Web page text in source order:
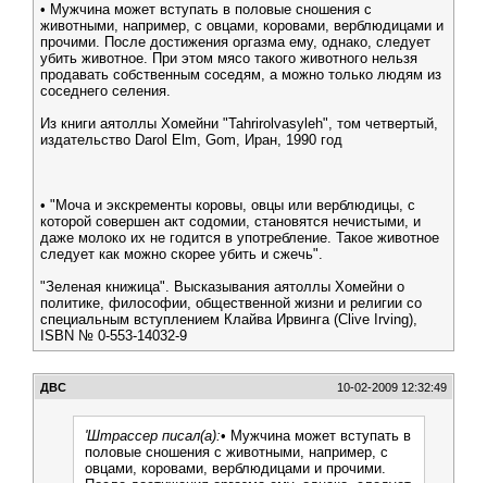
• Мужчина может вступать в половые сношения с
животными, например, с овцами, коровами, верблюдицами и
прочими. После достижения оргазма ему, однако, следует
убить животное. При этом мясо такого животного нельзя
продавать собственным соседям, а можно только людям из
соседнего селения.
Из книги аятоллы Хомейни "Tahrirolvasyleh", том четвертый,
издательство Darol Elm, Gom, Иран, 1990 год
• "Моча и экскременты коровы, овцы или верблюдицы, с
которой совершен акт содомии, становятся нечистыми, и
даже молоко их не годится в употребление. Такое животное
следует как можно скорее убить и сжечь".
"Зеленая книжица". Высказывания аятоллы Хомейни о
политике, философии, общественной жизни и религии со
специальным вступлением Клайва Ирвинга (Clive Irving),
ISBN № 0-553-14032-9
ДВС 10-02-2009 12:32:49
'Штрассер писал(а):• Мужчина может вступать в
половые сношения с животными, например, с
овцами, коровами, верблюдицами и прочими.